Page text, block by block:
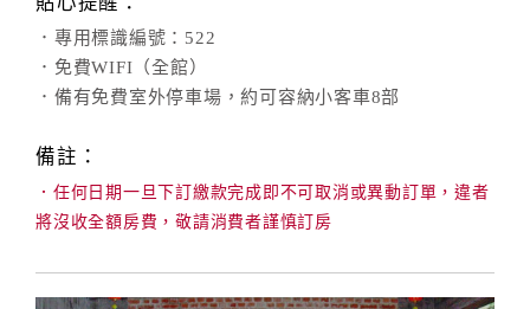
查
詢
房
．專用標識編號：522
．免費WIFI（全館）
．備有免費室外停車場，約可容納小客車8部
備註：
．任何日期一旦下訂繳款完成即不可取消或異動訂單，違者
將沒收全額房費，敬請消費者謹慎訂房